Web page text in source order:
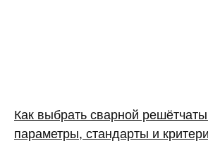
Как выбрать сварной
параметры, стандарты и